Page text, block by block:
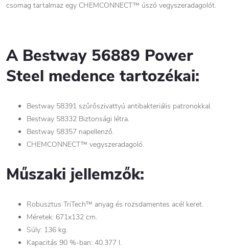
csomag tartalmaz egy CHEMCONNECT™ úszó vegyszeradagolót.
A Bestway 56889 Power
Steel medence tartozékai:
Bestway 58391 szűrőszivattyú antibakteriális patronokkal.
Bestway 58332 Biztonsági létra.
Bestway 58357 napellenző.
CHEMCONNECT™ vegyszeradagoló.
Műszaki jellemzők:
Robusztus TriTech™ anyag és rozsdamentes acél keret.
Méretek: 671x132 cm.
Súly: 136 kg.
Kapacitás 90 %-ban: 40.377 l.